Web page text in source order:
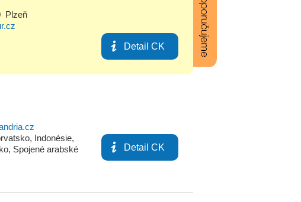
Plzeň
Detail CK
, Indonésie,
, Spojené arabské
Detail CK